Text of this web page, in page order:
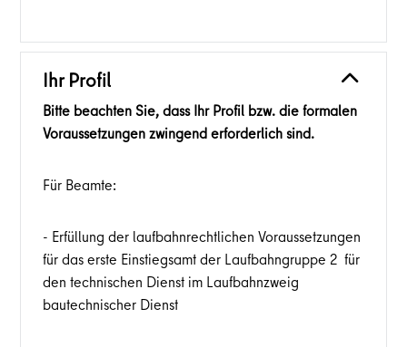
Ihr Profil
Bitte beachten Sie, dass Ihr Profil bzw. die formalen
Voraussetzungen zwingend erforderlich sind.
Für Beamte:
- Erfüllung der laufbahnrechtlichen Voraussetzungen
für das erste Einstiegsamt der Laufbahngruppe 2 für
den technischen Dienst im Laufbahnzweig
bautechnischer Dienst